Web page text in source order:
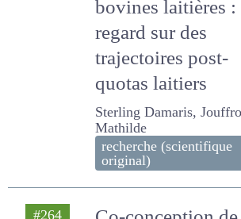
bovines laitières :
regard sur des
trajectoires post-
quotas laitiers
Sterling Damaris, Jouffroy
Mathilde
recherche (scientifique
original)